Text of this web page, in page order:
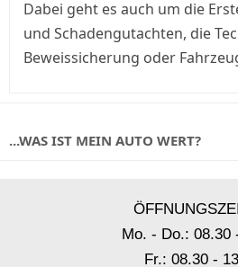
Dabei geht es auch um die
und Schadengutachten, die
Beweissicherung oder
...WAS IST MEIN AUTO WERT?
Mo. - Do.: 08.30
Fr.: 08.30 -